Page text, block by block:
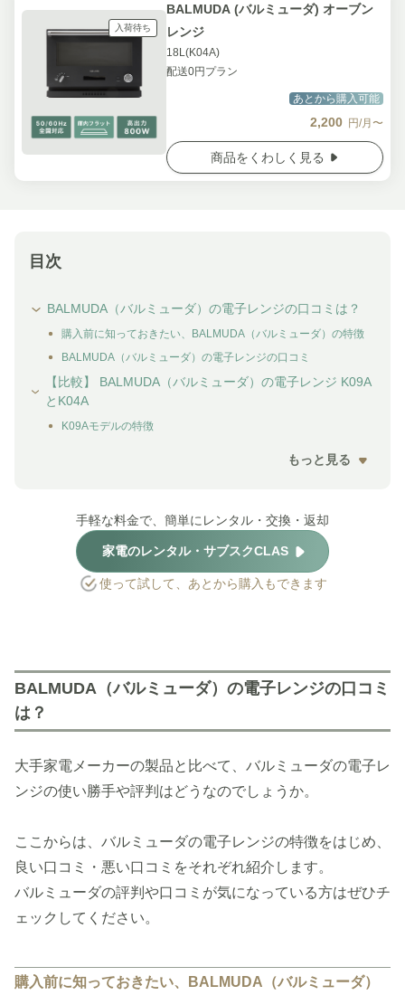
入荷待ち
BALMUDA (バルミューダ) オーブン
レンジ
18L(K04A)
配送0円プラン
あとから購入可能
2,200 円/月〜
商品をくわしく見る
目次
BALMUDA（バルミューダ）の電子レンジの口コミは？
購入前に知っておきたい、BALMUDA（バルミューダ）の特徴
BALMUDA（バルミューダ）の電子レンジの口コミ
【比較】 BALMUDA（バルミューダ）の電子レンジ K09A
とK04A
K09Aモデルの特徴
もっと見る
手軽な料金で、簡単にレンタル・交換・返却
家電のレンタル・サブスクCLAS
使って試して、あとから購入もできます
BALMUDA（バルミューダ）の電子レンジの口コミ
は？
大手家電メーカーの製品と比べて、バルミューダの電子レ
ンジの使い勝手や評判はどうなのでしょうか。
ここからは、バルミューダの電子レンジの特徴をはじめ、
良い口コミ・悪い口コミをそれぞれ紹介します。
バルミューダの評判や口コミが気になっている方はぜひチ
ェックしてください。
購入前に知っておきたい、BALMUDA（バルミューダ）